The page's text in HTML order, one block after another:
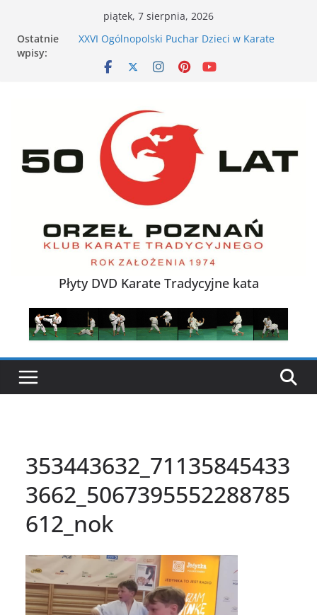
treści
piątek, 7 sierpnia, 2026
Ostatnie
wpisy:
VII Otwarte Mistrzostwa Wielkopolski w Karate
Tradycyjnym – Poznań, 17 maja 2026 r.
XXVI Ogólnopolski Puchar Dzieci w Karate
Tradycyjnym za nami
Karate dla energicznego dziecka – dlaczego to
działa
XXXVII Mistrzostwa Polski w Karate
Tradycyjnym
Płyty DVD Karate Tradycyjne kata
353443632_71135845433
3662_5067395552288785
612_nok